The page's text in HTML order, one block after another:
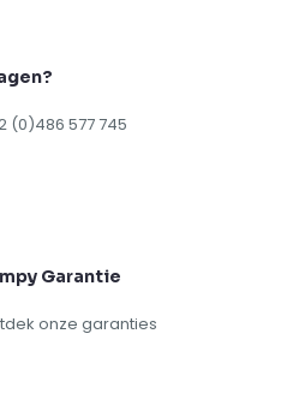
(0)486 577 745
Garantie
onze garanties